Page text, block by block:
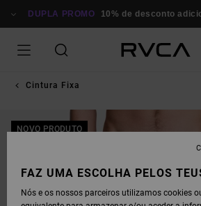
PARA
DUPLA PROMO 10% de desconto
Cintura Fixa
NOVO PRODUTO
FAZ UMA ESCOLHA PELOS
Nós e os nossos parceiros utilizamos cookies